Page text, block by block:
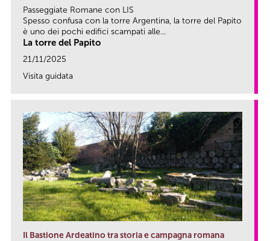
Passeggiate Romane con LIS
Spesso confusa con la torre Argentina, la torre del Papito
è uno dei pochi edifici scampati alle...
La torre del Papito
21/11/2025
Visita guidata
Il Bastione Ardeatino tra storia e campagna romana